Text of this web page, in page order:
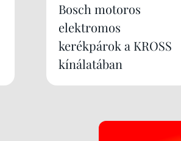
Bosch motoros
elektromos
kerékpárok a KROSS
kínálatában